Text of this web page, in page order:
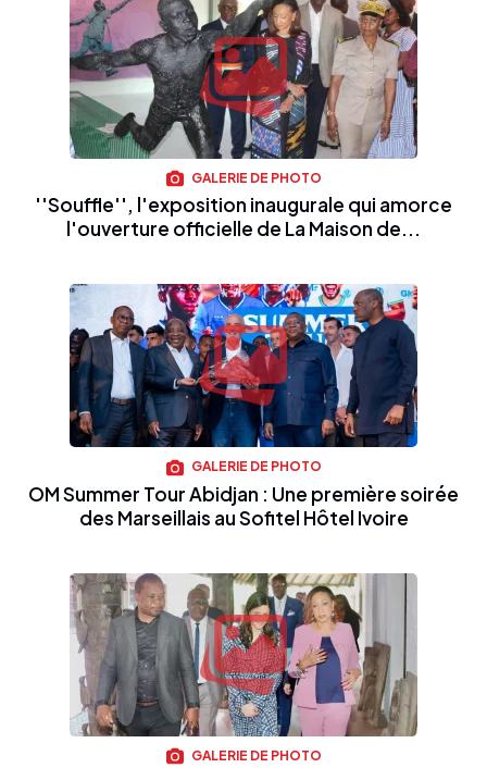
GALERIE DE PHOTO
''Souffle'', l'exposition inaugurale qui amorce
l'ouverture officielle de La Maison de...
GALERIE DE PHOTO
OM Summer Tour Abidjan : Une première soirée
des Marseillais au Sofitel Hôtel Ivoire
GALERIE DE PHOTO